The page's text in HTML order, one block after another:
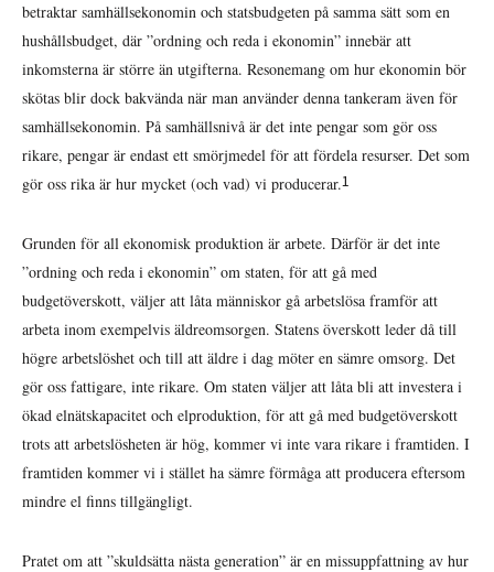
betraktar samhällsekonomin och statsbudgeten på samma sätt som en
hushållsbudget, där ”ordning och reda i ekonomin” innebär att
inkomsterna är större än utgifterna. Resonemang om hur ekonomin bör
skötas blir dock bakvända när man använder denna tankeram även för
samhällsekonomin. På samhällsnivå är det inte pengar som gör oss
rikare, pengar är endast ett smörjmedel för att fördela resurser. Det som
gör oss rika är hur mycket (och vad) vi producerar.1
Grunden för all ekonomisk produktion är arbete. Därför är det inte
”ordning och reda i ekonomin” om staten, för att gå med
budgetöverskott, väljer att låta människor gå arbetslösa framför att
arbeta inom exempelvis äldreomsorgen. Statens överskott leder då till
högre arbetslöshet och till att äldre i dag möter en sämre omsorg. Det
gör oss fattigare, inte rikare. Om staten väljer att låta bli att investera i
ökad elnätskapacitet och elproduktion, för att gå med budgetöverskott
trots att arbetslösheten är hög, kommer vi inte vara rikare i framtiden. I
framtiden kommer vi i stället ha sämre förmåga att producera eftersom
mindre el finns tillgängligt.
Pratet om att ”skuldsätta nästa generation” är en missuppfattning av hur